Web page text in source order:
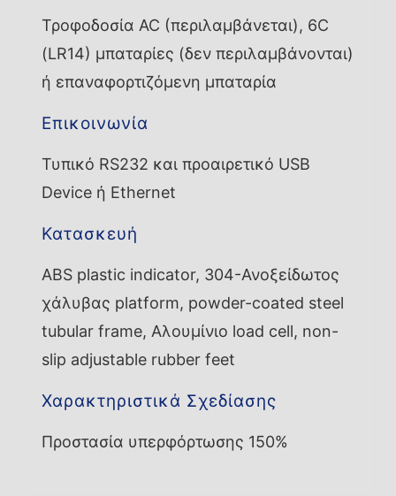
Τροφοδοσία AC (περιλαμβάνεται), 6C
(LR14) μπαταρίες (δεν περιλαμβάνονται)
ή επαναφορτιζόμενη μπαταρία
Επικοινωνία
Τυπικό RS232 και προαιρετικό USB
Device ή Ethernet
Κατασκευή
ABS plastic indicator, 304-Ανοξείδωτος
χάλυβας platform, powder-coated steel
tubular frame, Αλουμίνιο load cell, non-
slip adjustable rubber feet
Χαρακτηριστικά Σχεδίασης
Προστασία υπερφόρτωσης 150%